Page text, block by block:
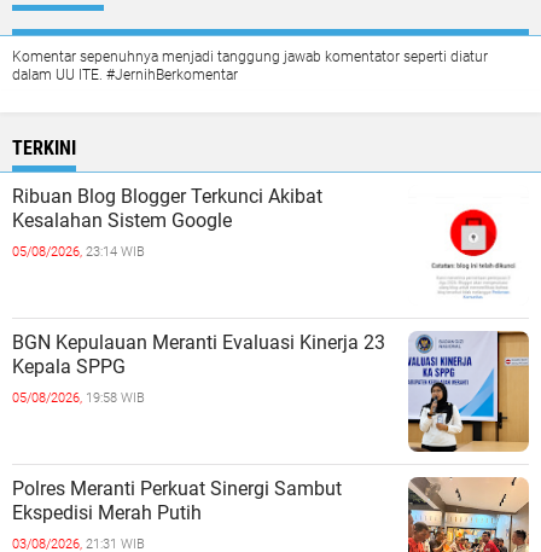
Komentar sepenuhnya menjadi tanggung jawab komentator seperti diatur
dalam UU ITE. #JernihBerkomentar
TERKINI
Ribuan Blog Blogger Terkunci Akibat
Kesalahan Sistem Google
05/08/2026, 23:14 WIB
BGN Kepulauan Meranti Evaluasi Kinerja 23
Kepala SPPG
05/08/2026, 19:58 WIB
Polres Meranti Perkuat Sinergi Sambut
Ekspedisi Merah Putih
03/08/2026, 21:31 WIB